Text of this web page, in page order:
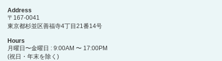
Address
〒167-0041
東京都杉並区善福寺4丁目21番14号
Hours
月曜日〜金曜日 : 9:00AM 〜 17:00PM
(祝日・年末を除く)